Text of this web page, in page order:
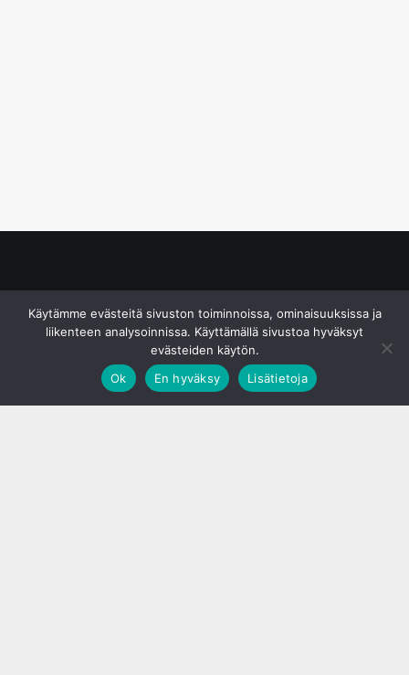
Käytämme evästeitä sivuston toiminnoissa, ominaisuuksissa ja
liikenteen analysoinnissa. Käyttämällä sivustoa hyväksyt
evästeiden käytön.
Ok
En hyväksy Lisätietoja